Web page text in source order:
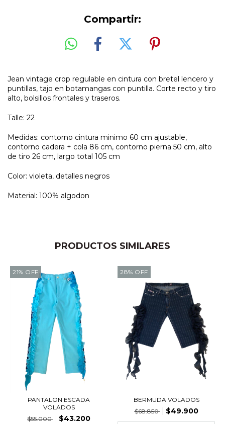
Compartir:
Jean vintage crop regulable en cintura con bretel lencero y
puntillas, tajo en botamangas con puntilla. Corte recto y tiro
alto, bolsillos frontales y traseros.
Talle: 22
Medidas: contorno cintura minimo 60 cm ajustable,
contorno cadera + cola 86 cm, contorno pierna 50 cm, alto
de tiro 26 cm, largo total 105 cm
Color: violeta, detalles negros
Material: 100% algodon
PRODUCTOS SIMILARES
21% OFF
PANTALON ESCADA
VOLADOS
$55.000
$43.200
28% OFF
BERMUDA VOLADOS
$68.850
$49.900